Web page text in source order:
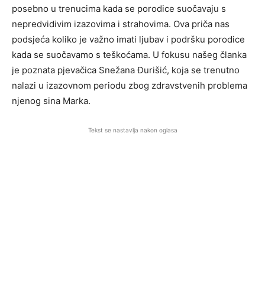
posebno u trenucima kada se porodice suočavaju s
nepredvidivim izazovima i strahovima. Ova priča nas
podsjeća koliko je važno imati ljubav i podršku porodice
kada se suočavamo s teškoćama. U fokusu našeg članka
je poznata pjevačica Snežana Đurišić, koja se trenutno
nalazi u izazovnom periodu zbog zdravstvenih problema
njenog sina Marka.
Tekst se nastavlja nakon oglasa